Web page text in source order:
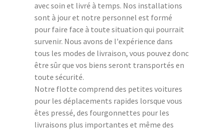
avec soin et livré à temps. Nos installations
sont à jour et notre personnel est formé
pour faire face à toute situation qui pourrait
survenir. Nous avons de l'expérience dans
tous les modes de livraison, vous pouvez donc
être sûr que vos biens seront transportés en
toute sécurité.
Notre flotte comprend des petites voitures
pour les déplacements rapides lorsque vous
êtes pressé, des fourgonnettes pour les
livraisons plus importantes et même des